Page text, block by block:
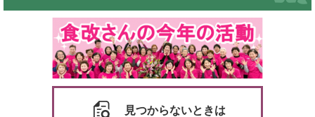
見つからないときは